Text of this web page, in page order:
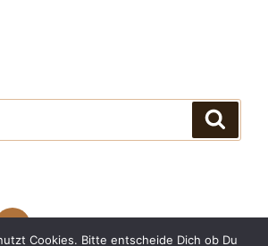
E-
MailCookies. Bitte entscheide Dich ob Du